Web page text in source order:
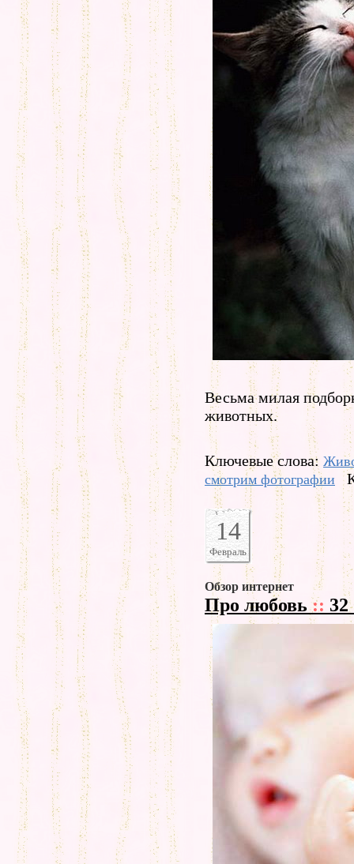
Весьма милая
животных.
Ключевые слова:
смотрим фотографии
14
Февраль
Обзор интернет
Про любовь::